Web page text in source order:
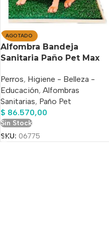
AGOTADO
Alfombra Bandeja
Sanitaria Paño Pet Max
Perros, Higiene - Belleza -
Educación, Alfombras
Sanitarias, Paño Pet
$ 86.570,00
Sin Stock
SKU: 06775